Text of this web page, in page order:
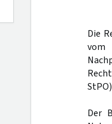
Die
vom
Der